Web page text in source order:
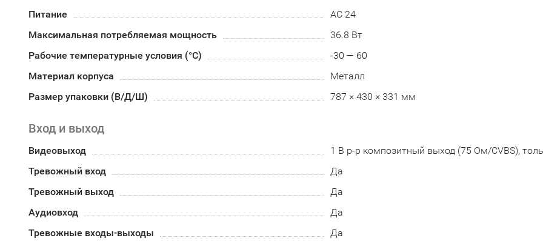
Питание
AC 24
Максимальная потребляемая мощность
36.8 Вт
Рабочие температурные условия (°С)
-30 — 60
Материал корпуса
Металл
Размер упаковки (В/Д/Ш)
787 × 430 × 331 мм
Вход и выход
Видеовыход
1 В p-p композитный выход (75 Ом/CVBS),
Тревожный вход
Да
Тревожный выход
Да
Аудиовход
Да
Тревожные входы-выходы
Да